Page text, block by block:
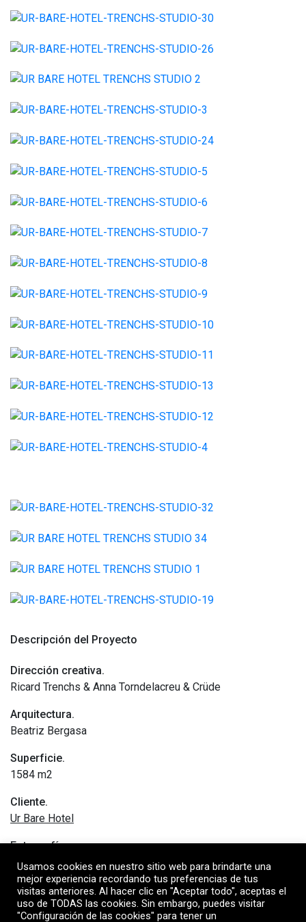
Descripción del Proyecto
Dirección creativa.
Ricard Trenchs & Anna Torndelacreu & Crüde
Arquitectura.
Beatriz Bergasa
Superficie.
1584 m2
Cliente.
Ur Bare Hotel
Fotografía.
Enric Badrinas
Publicaciones (+)
Usamos cookies en nuestro sitio web para brindarte una
mejor experiencia recordando tus preferencias de tus
visitas anteriores. Al hacer clic en "Aceptar todo", aceptas el
uso de TODAS las cookies. Sin embargo, puedes visitar
"Configuración de las cookies" para tener un